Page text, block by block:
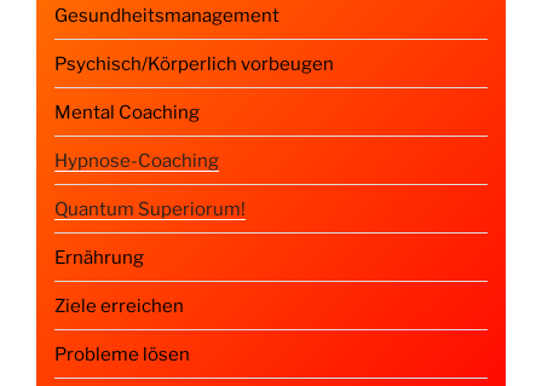
Gesundheitsmanagement
Psychisch/Körperlich vorbeugen
Mental Coaching
Hypnose-Coaching
Quantum Superiorum!
Ernährung
Ziele erreichen
Probleme lösen